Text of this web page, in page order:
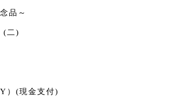
品～
(二)
）(現金支付)